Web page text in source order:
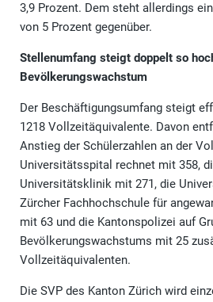
3,9 Prozent. Dem steht allerdings
von 5 Prozent gegenüber.
Stellenumfang steigt doppelt so
Bevölkerungswachstum
Der Beschäftigungsumfang steigt
1218 Vollzeitäquivalente. Davon
Anstieg der Schülerzahlen an der
Universitätsspital rechnet mit 358,
Universitätsklinik mit 271, die
Zürcher Fachhochschule für
mit 63 und die Kantonspolizei auf
Bevölkerungswachstums mit 25
Vollzeitäquivalenten.
Die SVP des Kanton Zürich wird